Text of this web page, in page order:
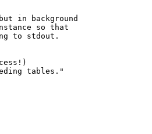
in background
so that
to stdout.
tables."